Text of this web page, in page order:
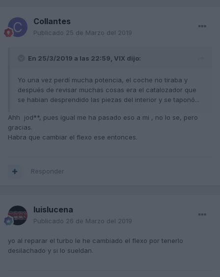
Collantes
Publicado 25 de Marzo del 2019
En 25/3/2019 a las 22:59, VIX dijo:
Yo una vez perdí mucha potencia, el coche no tiraba y
después de revisar muchas cosas era el catalozador que
se habian desprendido las piezas del interior y se taponó...
Ahh jod**, pues igual me ha pasado eso a mi , no lo se, pero
gracias.
Habra que cambiar el flexo ese entonces.
Responder
luislucena
Publicado 26 de Marzo del 2019
yo al reparar el turbo le he cambiado el flexo por tenerlo
desilachado y si lo sueldan.